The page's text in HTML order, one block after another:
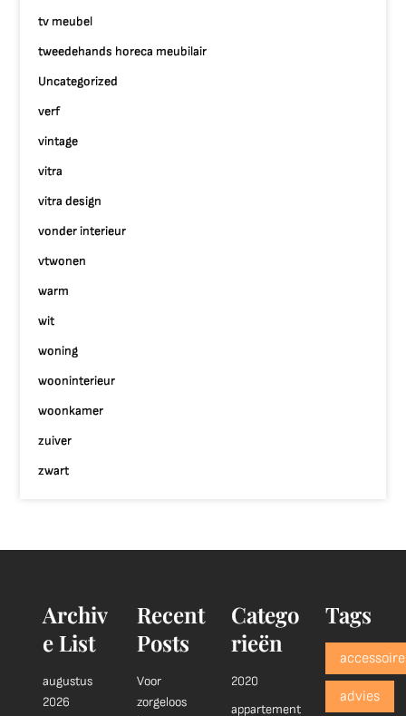
tv meubel
tweedehands horeca meubilair
Uncategorized
verf
vintage
vitra
vitra design
vonder interieur
vtwonen
warm
wit
woning
wooninterieur
woonkamer
zuiver
zwart
Archiv
e List
augustus
2026
Recent
Posts
Voor
zorgeloos
Catego
rieën
2020
appartement
Tags
advies